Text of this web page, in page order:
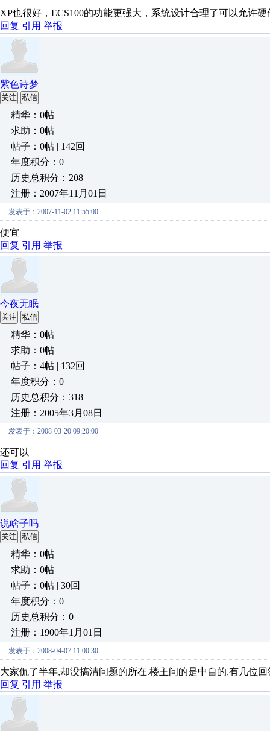
XP也很好，ECS100的功能更强大，系统设计合理了可以允许
回复 引用 举报
紫色诗梦
关注 私信
精华：0帖
求助：0帖
帖子：0帖 | 142回
年度积分：0
历史总积分：208
注册：2007年11月01日
发表于：2007-11-02 11:55:00
便宜
回复 引用 举报
今夜无眠
关注 私信
精华：0帖
求助：0帖
帖子：4帖 | 132回
年度积分：0
历史总积分：318
注册：2005年3月08日
发表于：2008-03-20 09:20:00
还可以
回复 引用 举报
说啥子吗
关注 私信
精华：0帖
求助：0帖
帖子：0帖 | 30回
年度积分：0
历史总积分：0
注册：1900年1月01日
发表于：2008-04-07 11:00:30
大家侃了半年,却没搞清问题的所在.楼主问的是中自的,有几位
回复 引用 举报